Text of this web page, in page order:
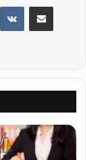
VKontakteE-Posta ile paylaş